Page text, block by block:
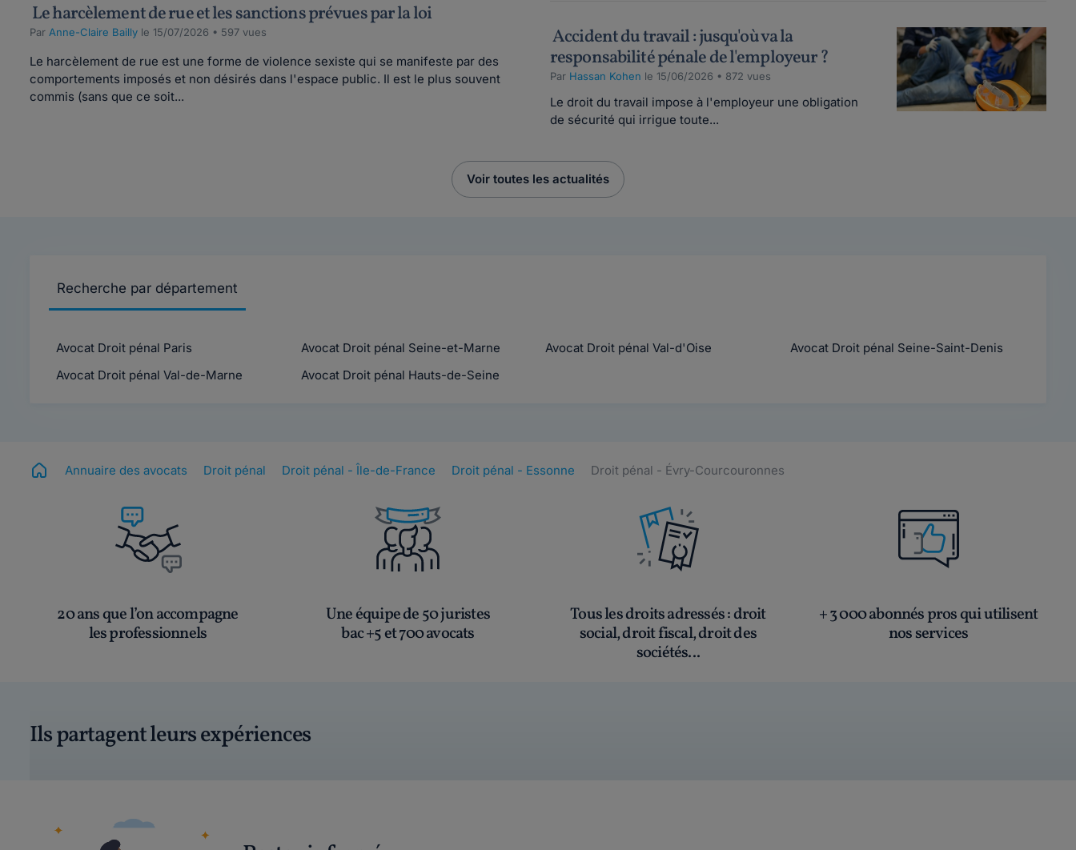
Le harcèlement de rue et les sanctions prévues par la loi
Par Anne-Claire Bailly le 15/07/2026 • 597 vues
Le harcèlement de rue est une forme de violence sexiste qui se manifeste par des
comportements imposés et non désirés dans l'espace public. Il est le plus souvent
commis (sans que ce soit...
Accident du travail : jusqu'où va la
responsabilité pénale de l'employeur ?
Par Hassan Kohen le 15/06/2026 • 872 vues
Le droit du travail impose à l'employeur une obligation
de sécurité qui irrigue toute...
Voir toutes les actualités
Recherche par département
Avocat Droit pénal Paris Avocat Droit pénal Seine-et-Marne Avocat Droit pénal Val-d'Oise
Avocat Droit pénal Seine-Saint-Denis
Avocat Droit pénal Val-de-Marne
Avocat Droit pénal Hauts-de-Seine
Annuaire des avocats Droit pénal Droit pénal - Île-de-France Droit pénal - Essonne Droit pénal - Évry-Courcouronnes
20 ans que l’on accompagne
les professionnels
Une équipe de 50 juristes
bac +5 et 700 avocats
Tous les droits adressés: droit
social, droit fiscal, droit des
sociétés...
+ 3 000 abonnés pros qui utilisent
nos services
Ils partagent leurs expériences